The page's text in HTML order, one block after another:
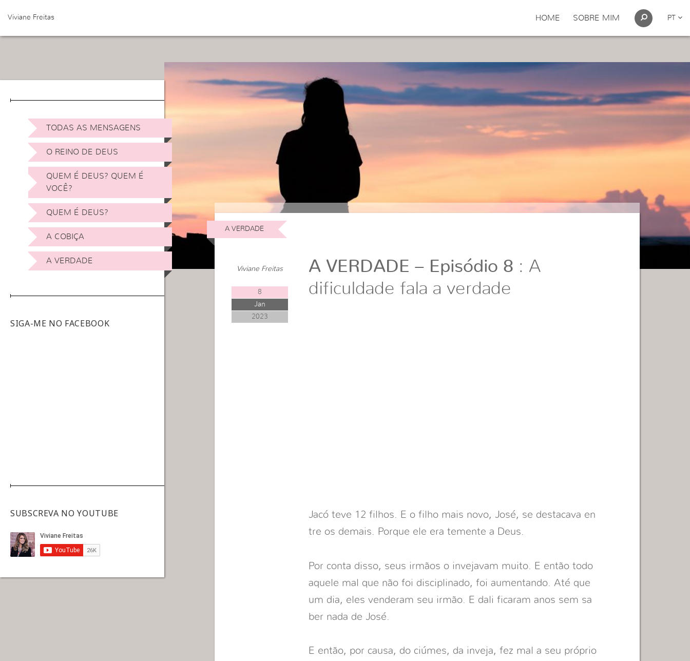
Viviane Freitas HOME SOBRE MIM PT
TODAS AS MENSAGENS
O REINO DE DEUS
QUEM É DEUS? QUEM É
VOCÊ?
QUEM É DEUS?
A COBIÇA
A VERDADE
SIGA-ME NO FACEBOOK
SUBSCREVA NO YOUTUBE
A VERDADE
Viviane Freitas
8
Jan
2023
A VERDADE – Episódio 8 : A
dificuldade fala a verdade
Jacó teve 12 filhos. E o filho mais novo, José, se destacava en
tre os demais. Porque ele era temente a Deus.
Por conta disso, seus irmãos o invejavam muito. E então todo
aquele mal que não foi disciplinado, foi aumentando. Até que
um dia, eles venderam seu irmão. E dali ficaram anos sem sa
ber nada de José.
E então, por causa, do ciúmes, da inveja, fez mal a seu próprio